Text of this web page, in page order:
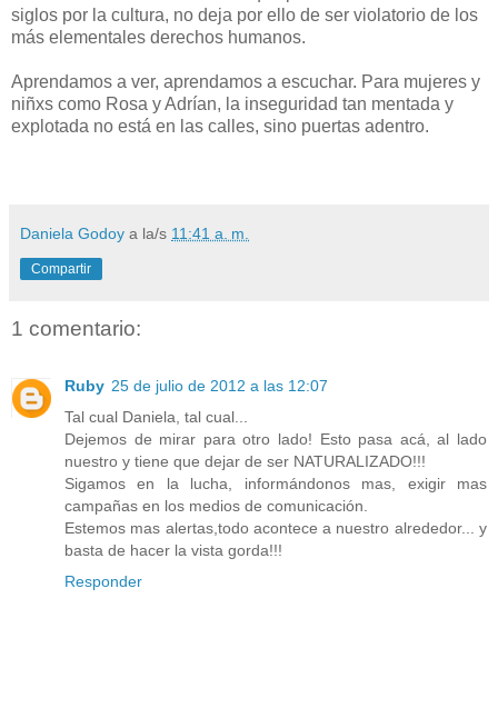
siglos por la cultura, no deja por ello de ser violatorio de los
más elementales derechos humanos.
Aprendamos a ver, aprendamos a escuchar. Para mujeres y
niñxs como Rosa y Adrían, la inseguridad tan mentada y
explotada no está en las calles, sino puertas adentro.
Daniela Godoy a la/s 11:41 a. m.
Compartir
1 comentario:
Ruby 25 de julio de 2012 a las 12:07
Tal cual Daniela, tal cual...
Dejemos de mirar para otro lado! Esto pasa acá, al lado
nuestro y tiene que dejar de ser NATURALIZADO!!!
Sigamos en la lucha, informándonos mas, exigir mas
campañas en los medios de comunicación.
Estemos mas alertas,todo acontece a nuestro alrededor... y
basta de hacer la vista gorda!!!
Responder